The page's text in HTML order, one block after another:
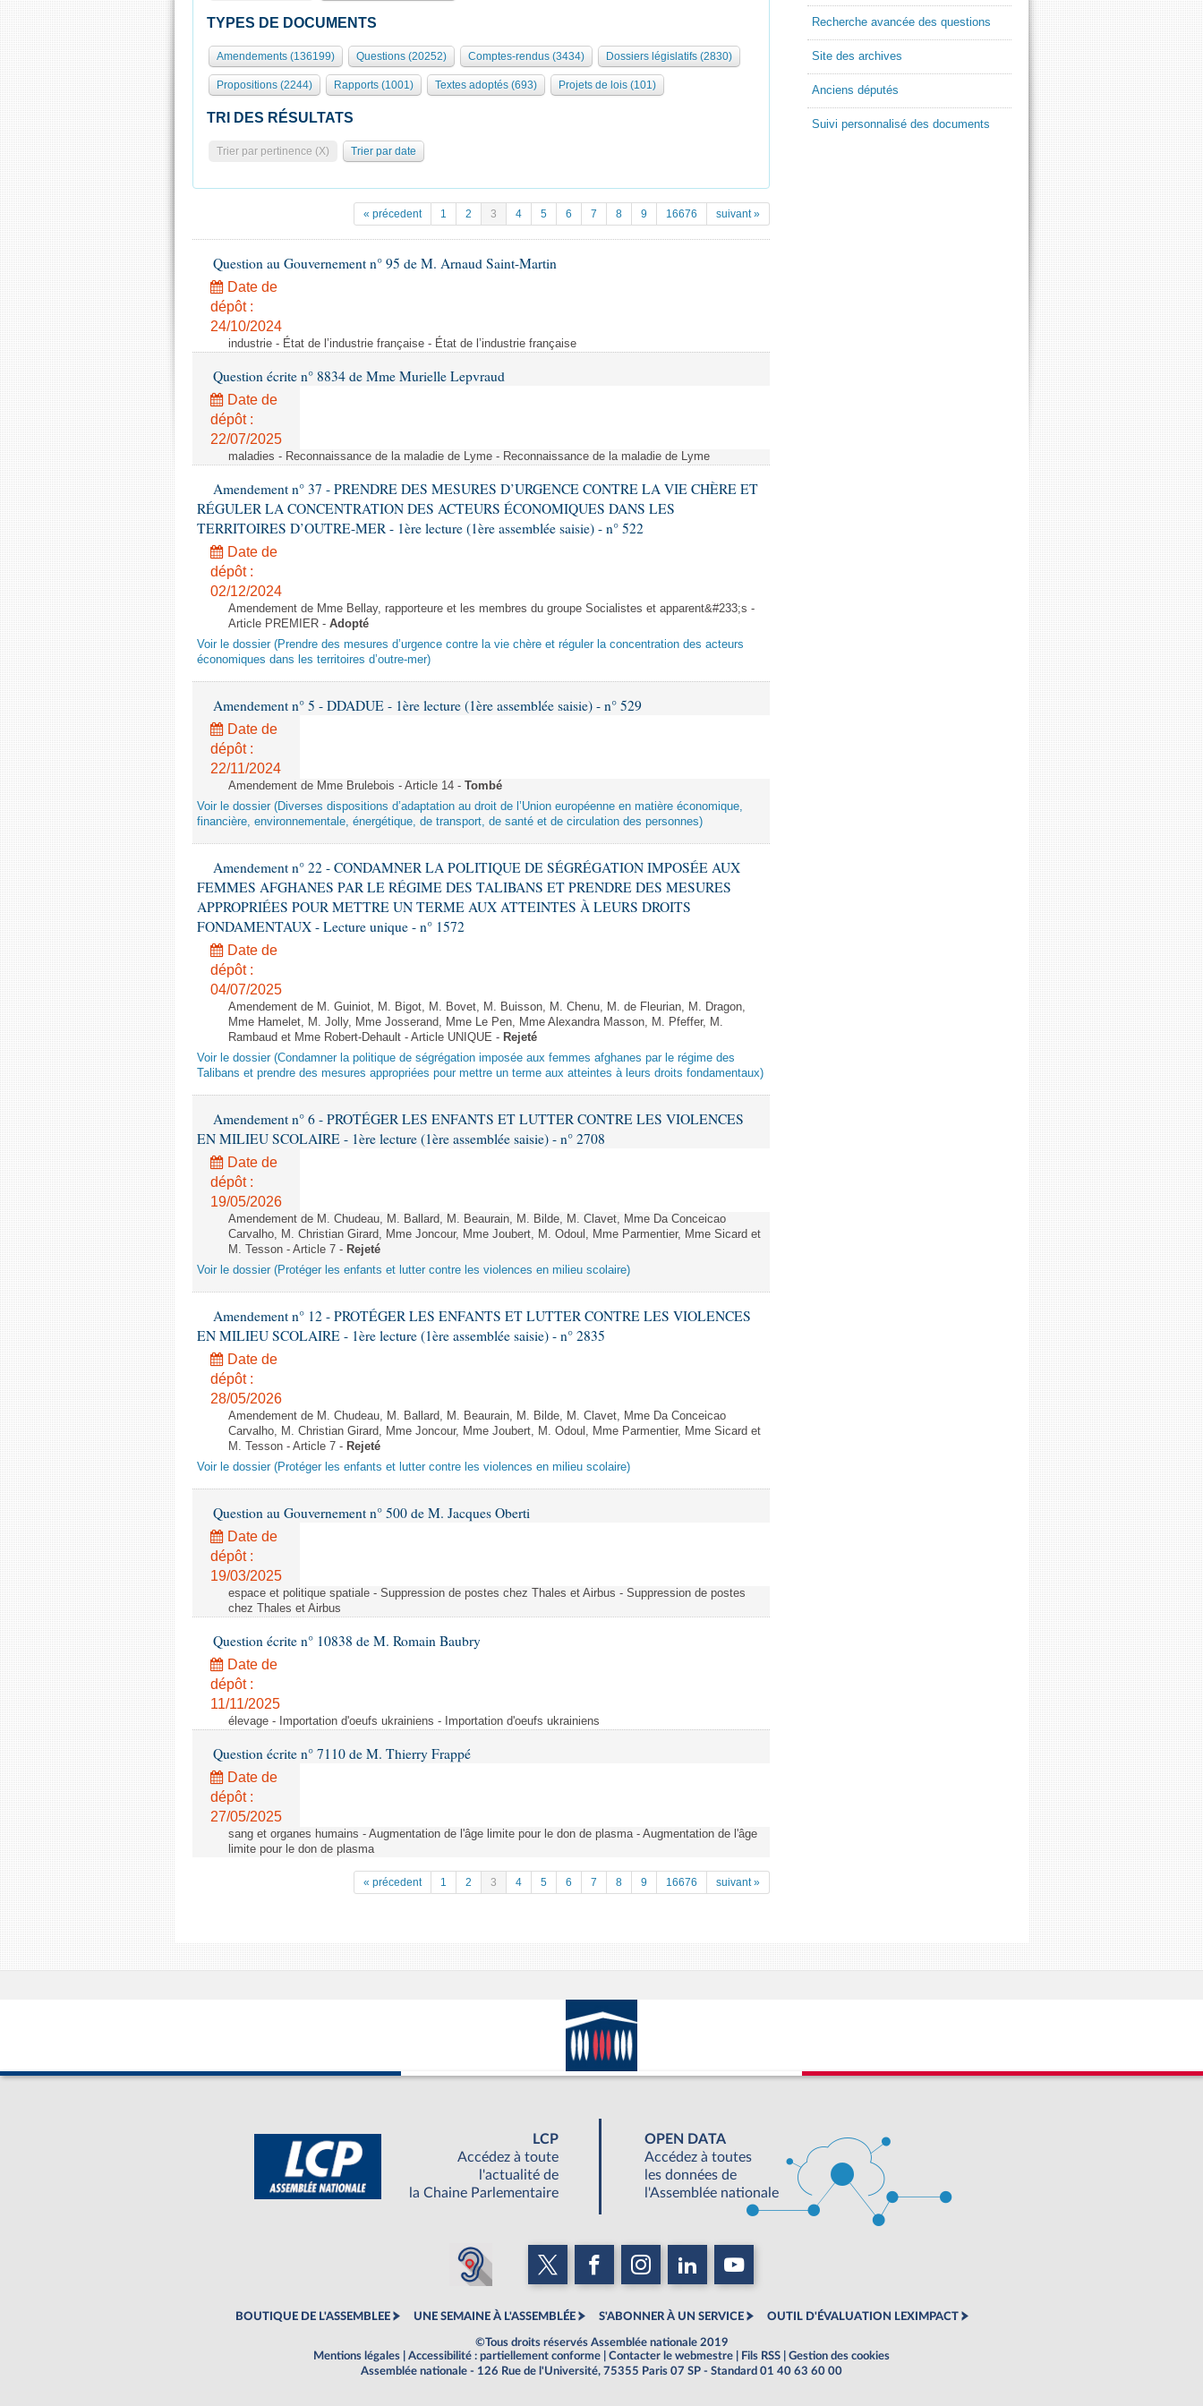
TYPES DE DOCUMENTS
Amendements (136199) Questions (20252) Comptes-rendus (3434) Dossiers législatifs (2830)
Propositions (2244) Rapports (1001) Textes adoptés (693) Projets de lois (101)
TRI DES RÉSULTATS
Trier par pertinence (X) Trier par date
« précedent 1 2 3 4 5 6 7 8 9 16676 suivant »
Question au Gouvernement n° 95 de M. Arnaud Saint-Martin
Date de
dépôt :
24/10/2024
industrie - État de l’industrie française - État de l’industrie française
Question écrite n° 8834 de Mme Murielle Lepvraud
Date de
dépôt :
22/07/2025
maladies - Reconnaissance de la maladie de Lyme - Reconnaissance de la maladie de Lyme
Amendement n° 37 - PRENDRE DES MESURES D’URGENCE CONTRE LA VIE CHÈRE ET
RÉGULER LA CONCENTRATION DES ACTEURS ÉCONOMIQUES DANS LES
TERRITOIRES D’OUTRE-MER - 1ère lecture (1ère assemblée saisie) - n° 522
Date de
dépôt :
02/12/2024
Amendement de Mme Bellay, rapporteure et les membres du groupe Socialistes et apparent&#233;s -
Article PREMIER - Adopté
Voir le dossier (Prendre des mesures d’urgence contre la vie chère et réguler la concentration des acteurs
économiques dans les territoires d’outre-mer)
Amendement n° 5 - DDADUE - 1ère lecture (1ère assemblée saisie) - n° 529
Date de
dépôt :
22/11/2024
Amendement de Mme Brulebois - Article 14 - Tombé
Voir le dossier (Diverses dispositions d’adaptation au droit de l’Union européenne en matière économique,
financière, environnementale, énergétique, de transport, de santé et de circulation des personnes)
Amendement n° 22 - CONDAMNER LA POLITIQUE DE SÉGRÉGATION IMPOSÉE AUX
FEMMES AFGHANES PAR LE RÉGIME DES TALIBANS ET PRENDRE DES MESURES
APPROPRIÉES POUR METTRE UN TERME AUX ATTEINTES À LEURS DROITS
FONDAMENTAUX - Lecture unique - n° 1572
Date de
dépôt :
04/07/2025
Amendement de M. Guiniot, M. Bigot, M. Bovet, M. Buisson, M. Chenu, M. de Fleurian, M. Dragon,
Mme Hamelet, M. Jolly, Mme Josserand, Mme Le Pen, Mme Alexandra Masson, M. Pfeffer, M.
Rambaud et Mme Robert-Dehault - Article UNIQUE - Rejeté
Voir le dossier (Condamner la politique de ségrégation imposée aux femmes afghanes par le régime des
Talibans et prendre des mesures appropriées pour mettre un terme aux atteintes à leurs droits fondamentaux)
Amendement n° 6 - PROTÉGER LES ENFANTS ET LUTTER CONTRE LES VIOLENCES
EN MILIEU SCOLAIRE - 1ère lecture (1ère assemblée saisie) - n° 2708
Date de
dépôt :
19/05/2026
Amendement de M. Chudeau, M. Ballard, M. Beaurain, M. Bilde, M. Clavet, Mme Da Conceicao
Carvalho, M. Christian Girard, Mme Joncour, Mme Joubert, M. Odoul, Mme Parmentier, Mme Sicard et
M. Tesson - Article 7 - Rejeté
Voir le dossier (Protéger les enfants et lutter contre les violences en milieu scolaire)
Amendement n° 12 - PROTÉGER LES ENFANTS ET LUTTER CONTRE LES VIOLENCES
EN MILIEU SCOLAIRE - 1ère lecture (1ère assemblée saisie) - n° 2835
Date de
dépôt :
28/05/2026
Amendement de M. Chudeau, M. Ballard, M. Beaurain, M. Bilde, M. Clavet, Mme Da Conceicao
Carvalho, M. Christian Girard, Mme Joncour, Mme Joubert, M. Odoul, Mme Parmentier, Mme Sicard et
M. Tesson - Article 7 - Rejeté
Voir le dossier (Protéger les enfants et lutter contre les violences en milieu scolaire)
Question au Gouvernement n° 500 de M. Jacques Oberti
Date de
dépôt :
19/03/2025
espace et politique spatiale - Suppression de postes chez Thales et Airbus - Suppression de postes
chez Thales et Airbus
Question écrite n° 10838 de M. Romain Baubry
Date de
dépôt :
11/11/2025
élevage - Importation d'oeufs ukrainiens - Importation d'oeufs ukrainiens
Question écrite n° 7110 de M. Thierry Frappé
Date de
dépôt :
27/05/2025
sang et organes humains - Augmentation de l'âge limite pour le don de plasma - Augmentation de l'âge
limite pour le don de plasma
« précedent 1 2 3 4 5 6 7 8 9 16676 suivant »
Recherche avancée des questions
Site des archives
Anciens députés
Suivi personnalisé des documents
LCP
Accédez à toute
l'actualité de
la Chaine Parlementaire
OPEN DATA
Accédez à toutes
les données de
l'Assemblée nationale
BOUTIQUE DE L'ASSEMBLEE UNE SEMAINE À L'ASSEMBLÉE S'ABONNER À UN SERVICE OUTIL D'ÉVALUATION LEXIMPACT
©Tous droits réservés Assemblée nationale 2019
Mentions légales
Accessibilité : partiellement conforme Contacter le webmestre Fils RSS
Gestion des cookies
Assemblée nationale - 126 Rue de l'Université, 75355 Paris 07 SP - Standard 01 40 63 60 00